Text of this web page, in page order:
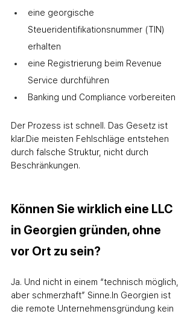
eine georgische
Steueridentifikationsnummer (TIN)
erhalten
eine Registrierung beim Revenue
Service durchführen
Banking und Compliance vorbereiten
Der Prozess ist schnell. Das Gesetz ist
klar.Die meisten Fehlschläge entstehen
durch falsche Struktur, nicht durch
Beschränkungen.
Können Sie wirklich eine LLC
in Georgien gründen, ohne
vor Ort zu sein?
Ja. Und nicht in einem “technisch möglich,
aber schmerzhaft” Sinne. In Georgien ist
die remote Unternehmensgründung kein